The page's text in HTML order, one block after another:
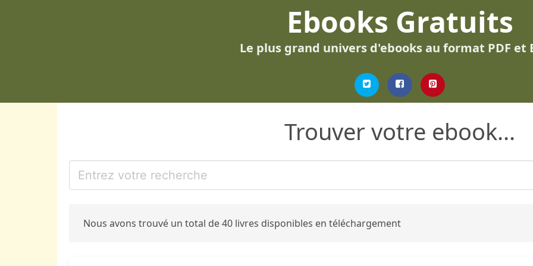
Ebooks Gratuits
Le plus grand univers d'ebooks au format PDF et
Trouver votre ebook...
Nous avons trouvé un total de 40 livres disponibles en téléchargement